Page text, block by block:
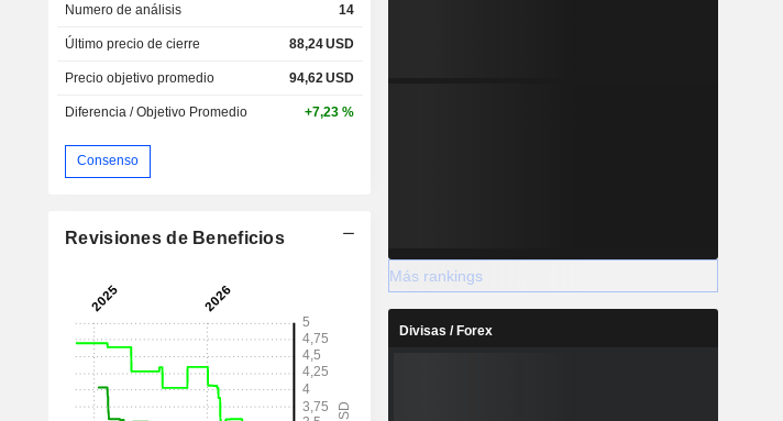
Numero de análisis 14
Último precio de cierre 88,24USD
Precio objetivo promedio 94,62 USD
Diferencia / Objetivo Promedio +7,23 %
Consenso
Revisiones de Beneficios
Más rankings
Divisas / Forex